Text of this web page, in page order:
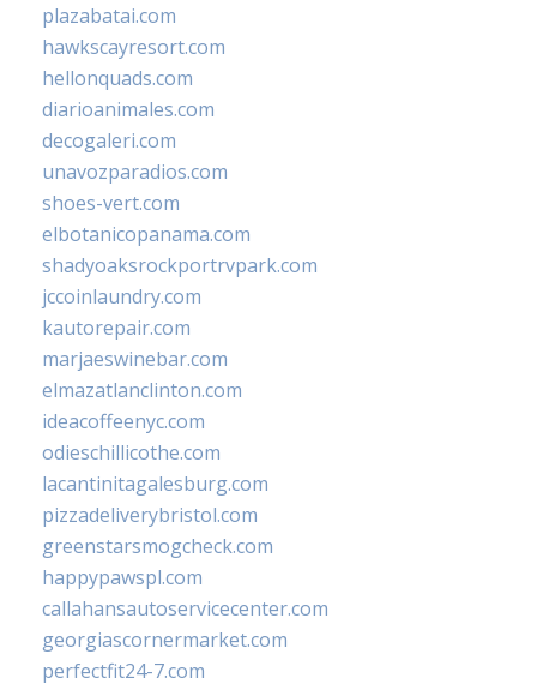
plazabatai.com
hawkscayresort.com
hellonquads.com
diarioanimales.com
decogaleri.com
unavozparadios.com
shoes-vert.com
elbotanicopanama.com
shadyoaksrockportrvpark.com
jccoinlaundry.com
kautorepair.com
marjaeswinebar.com
elmazatlanclinton.com
ideacoffeenyc.com
odieschillicothe.com
lacantinitagalesburg.com
pizzadeliverybristol.com
greenstarsmogcheck.com
happypawspl.com
callahansautoservicecenter.com
georgiascornermarket.com
perfectfit24-7.com